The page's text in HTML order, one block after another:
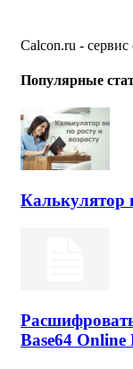
Calcon.ru - сервис
Популярные
Калькулятор
Base64 Online